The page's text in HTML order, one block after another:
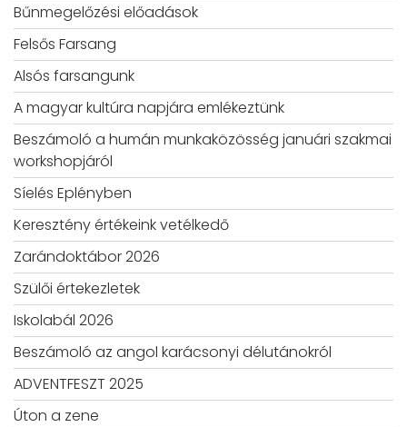
Bűnmegelőzési előadások
Felsős Farsang
Alsós farsangunk
A magyar kultúra napjára emlékeztünk
Beszámoló a humán munkaközösség januári szakmai
workshopjáról
Síelés Eplényben
Keresztény értékeink vetélkedő
Zarándoktábor 2026
Szülői értekezletek
Iskolabál 2026
Beszámoló az angol karácsonyi délutánokról
ADVENTFESZT 2025
Úton a zene